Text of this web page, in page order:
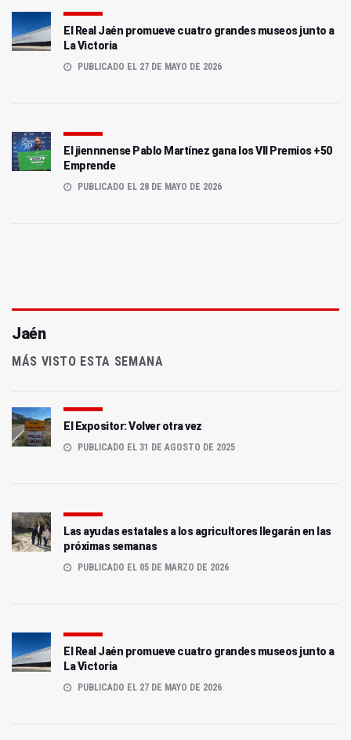
El Real Jaén promueve cuatro grandes museos junto a
La Victoria
PUBLICADO EL 27 DE MAYO DE 2026
El jiennnense Pablo Martínez gana los VII Premios +50
Emprende
PUBLICADO EL 28 DE MAYO DE 2026
Jaén
MÁS VISTO ESTA SEMANA
El Expositor: Volver otra vez
PUBLICADO EL 31 DE AGOSTO DE 2025
Las ayudas estatales a los agricultores llegarán en las
próximas semanas
PUBLICADO EL 05 DE MARZO DE 2026
El Real Jaén promueve cuatro grandes museos junto a
La Victoria
PUBLICADO EL 27 DE MAYO DE 2026